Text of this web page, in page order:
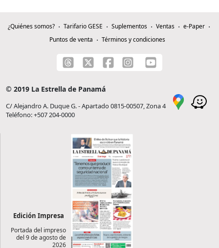
¿Quiénes somos? Tarifario GESE Suplementos Ventas
e-Paper
Puntos de venta
Términos y condiciones
© 2019 La Estrella de Panamá
C/ Alejandro A. Duque G. - Apartado 0815-00507, Zona 4
Teléfono: +507 204-0000
Edición Impresa
Portada del impreso
del 9 de agosto de
2026